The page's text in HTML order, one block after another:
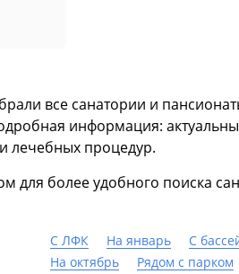
все санатории и
информация:
лечебных процедур.
для более удобного поиска
С ЛФК На январь С
На октябрь
Рядом с парком